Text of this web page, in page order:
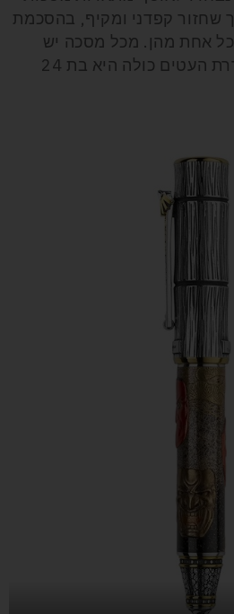
שחזור קפדני ומקיף, בהסכמת
אחת מהן. מכל מסכה יש
שמונה יחידות, כך שסדרת העטים כולה היא בת 24